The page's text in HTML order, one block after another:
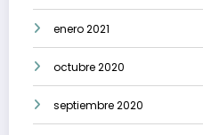
enero 2021
octubre 2020
septiembre 2020